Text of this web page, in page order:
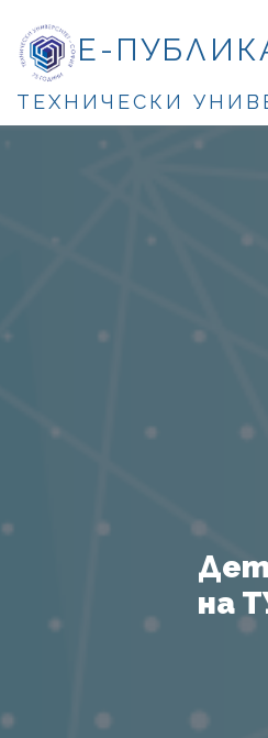
Е-
ТЕХНИЧЕСКИ
на